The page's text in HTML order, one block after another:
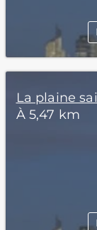
La plaine
À 5,47 km